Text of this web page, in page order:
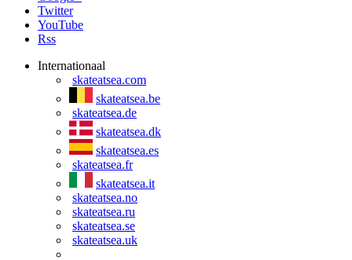
Twitter
YouTube
Rss
Internationaal
skateatsea.com
skateatsea.be
skateatsea.de
skateatsea.dk
skateatsea.es
skateatsea.fr
skateatsea.it
skateatsea.no
skateatsea.ru
skateatsea.se
skateatsea.uk